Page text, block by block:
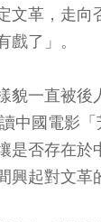
文革，走向
戲了」。
貌一直被後
中國電影「
是否存在於
興起對文革